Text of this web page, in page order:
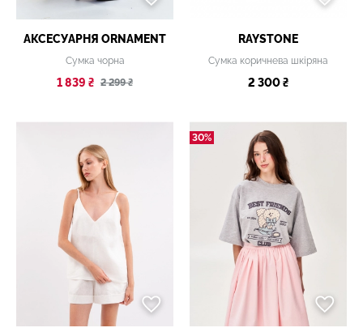
АКСЕСУАРНЯ ОRNAMENT
Сумка чорна
1 839 ₴ 2 299 ₴
RAYSTONE
Сумка коричнева шкіряна
2 300 ₴
30%